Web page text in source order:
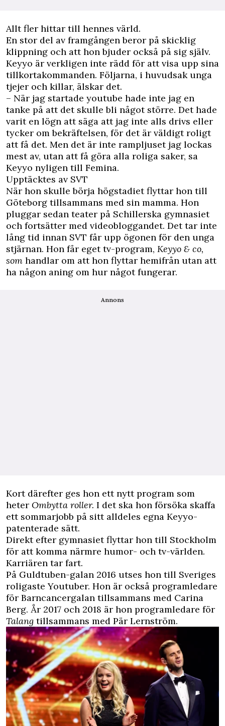
Allt fler hittar till hennes värld.
En stor del av framgången beror på skicklig
klippning och att hon bjuder också på sig själv.
Keyyo är verkligen inte rädd för att visa upp sina
tillkortakommanden. Följarna, i huvudsak unga
tjejer och killar, älskar det.
– När jag startade youtube hade inte jag en
tanke på att det skulle bli något större. Det hade
varit en lögn att säga att jag inte alls drivs eller
tycker om bekräftelsen, för det är väldigt roligt
att få det. Men det är inte rampljuset jag lockas
mest av, utan att få göra alla roliga saker, sa
Keyyo nyligen till Femina.
Upptäcktes av SVT
När hon skulle börja högstadiet flyttar hon till
Göteborg tillsammans med sin mamma. Hon
pluggar sedan teater på Schillerska gymnasiet
och fortsätter med videobloggandet. Det tar inte
lång tid innan SVT får upp ögonen för den unga
stjärnan. Hon får eget tv-program, Keyyo & co,
som handlar om att hon flyttar hemifrån utan att
ha någon aning om hur något fungerar.
Annons
Kort därefter ges hon ett nytt program som
heter Ombytta roller. I det ska hon försöka skaffa
ett sommarjobb på sitt alldeles egna Keyyo-
patenterade sätt.
Direkt efter gymnasiet flyttar hon till Stockholm
för att komma närmre humor- och tv-världen.
Karriären tar fart.
På Guldtuben-galan 2016 utses hon till Sveriges
roligaste Youtuber. Hon är också programledare
för Barncancergalan tillsammans med Carina
Berg. År 2017 och 2018 är hon programledare för
Talang tillsammans med Pär Lernström.